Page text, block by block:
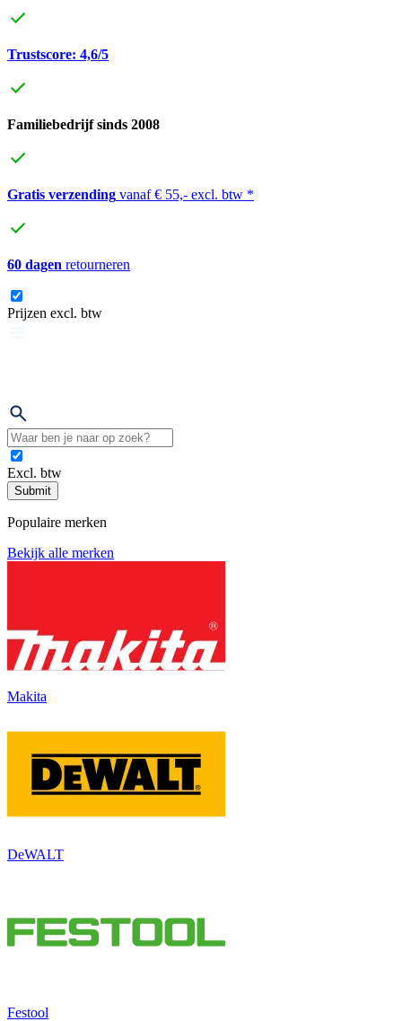
Trustscore: 4,6/5
Familiebedrijf sinds 2008
Gratis verzending vanaf € 55,- excl. btw *
60 dagen retourneren
Prijzen excl. btw
Excl. btw
Submit
Populaire merken
Bekijk alle merken
Makita
DeWALT
Festool